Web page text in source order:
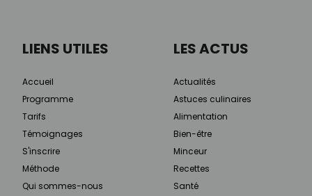
LIENS UTILES
Accueil
Programme
Tarifs
Témoignages
S'inscrire
Méthode
Qui sommes-nous
LES ACTUS
Actualités
Astuces culinaires
Alimentation
Bien-être
Minceur
Recettes
Santé